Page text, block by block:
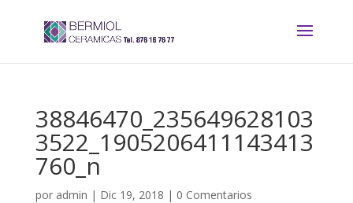
38846470_235649628103
3522_1905206411143413
760_n
por admin | Dic 19, 2018 | 0 Comentarios